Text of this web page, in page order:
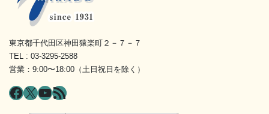
東京都千代田区神田猿楽町２－７－７
TEL : 03-3295-2588
営業：9:00〜18:00（土日祝日を除く）
Facebook
X YouTube
RSS フィード